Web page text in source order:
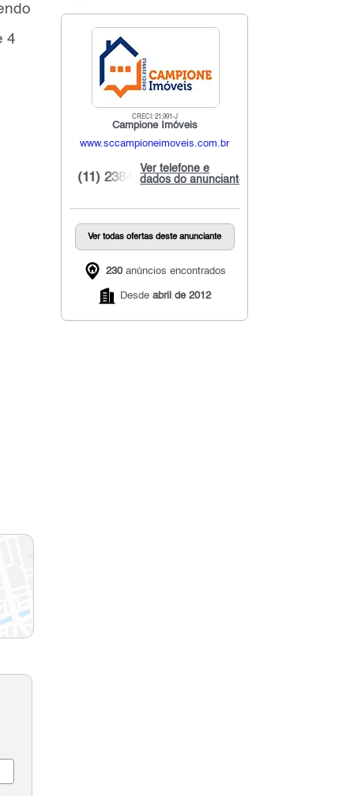
4
CRECI: 21.991-J
Campione Imóveis
www.sccampioneimoveis.com.br
Ver telefone e
dados do anunciante
(11) 2384...
Ver todas ofertas deste anunciante
230anúncios encontrados
Desdeabril de 2012